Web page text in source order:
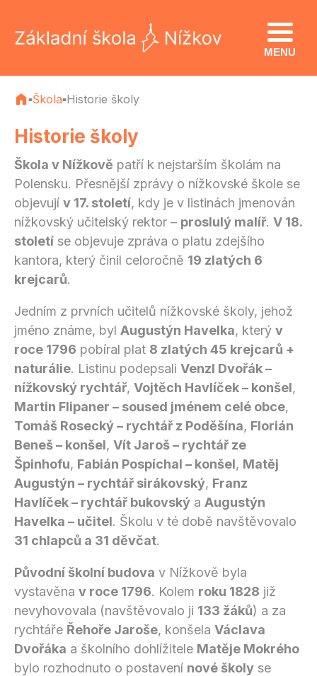
MENU
■Škola■Historie školy
Historie školy
Škola v Nížkově patří k nejstarším školám na
Polensku. Přesnější zprávy o nížkovské škole se
objevují v 17. století, kdy je v listinách jmenován
nížkovský učitelský rektor – proslulý malíř. V 18.
století se objevuje zpráva o platu zdejšího
kantora, který činil celoročně 19 zlatých 6
krejcarů.
Jedním z prvních učitelů nížkovské školy, jehož
jméno známe, byl Augustýn Havelka, který v
roce 1796 pobíral plat 8 zlatých 45 krejcarů +
naturálie. Listinu podepsali Venzl Dvořák –
nížkovský rychtář, Vojtěch Havlíček – konšel,
Martin Flipaner – soused jménem celé obce,
Tomáš Rosecký – rychtář z Poděšína, Florián
Beneš – konšel, Vít Jaroš – rychtář ze
Špinhofu, Fabián Pospíchal – konšel, Matěj
Augustýn – rychtář sirákovský, Franz
Havlíček – rychtář bukovský a Augustýn
Havelka – učitel. Školu v té době navštěvovalo
31 chlapců a 31 děvčat.
Původní školní budova v Nížkově byla
vystavěna v roce 1796. Kolem roku 1828 již
nevyhovovala (navštěvovalo ji 133 žáků) a za
rychtáře Řehoře Jaroše, konšela Václava
Dvořáka a školního dohlížitele Matěje Mokrého
bylo rozhodnuto o postavení nové školy se